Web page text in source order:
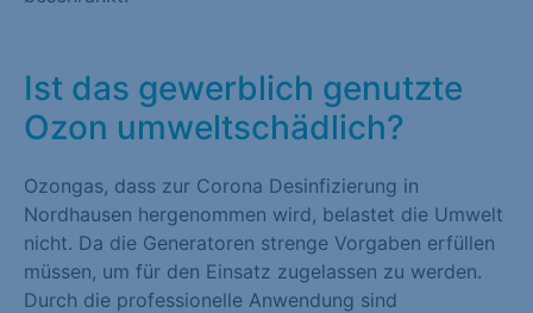
Ist das gewerblich genutzte
Ozon umweltschädlich?
Ozongas, dass zur Corona Desinfizierung in
Nordhausen hergenommen wird, belastet die Umwelt
nicht. Da die Generatoren strenge Vorgaben erfüllen
müssen, um für den Einsatz zugelassen zu werden.
Durch die professionelle Anwendung sind